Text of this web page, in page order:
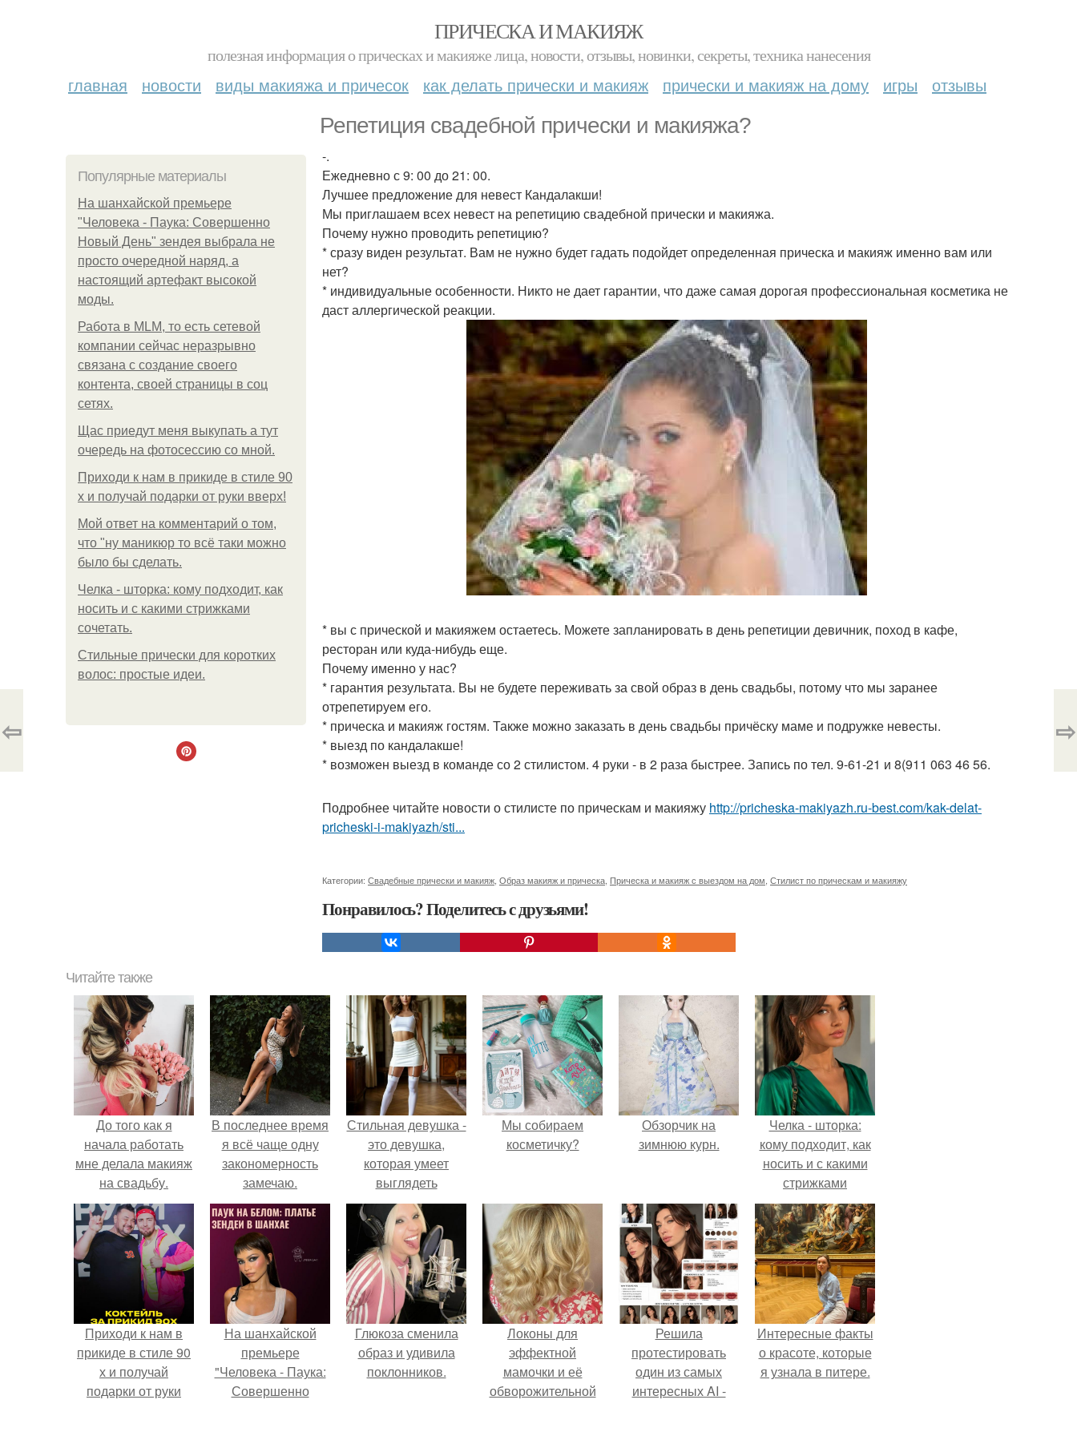
ПРИЧЕСКА И МАКИЯЖ
полезная информация о прическах и макияже лица, новости, отзывы, новинки, секреты, техника нанесения
главная новости виды макияжа и причесок как делать прически и макияж прически и макияж на дому игры отзывы
Репетиция свадебной прически и макияжа?
Популярные материалы
На шанхайской премьере
"Человека - Паука: Совершенно
Новый День" зендея выбрала не
просто очередной наряд, а
настоящий артефакт высокой
моды.
Работа в MLM, то есть сетевой
компании сейчас неразрывно
связана с создание своего
контента, своей страницы в соц
сетях.
Щас приедут меня выкупать а тут
очередь на фотосессию со мной.
Приходи к нам в прикиде в стиле 90
х и получай подарки от руки вверх!
Мой ответ на комментарий о том,
что "ну маникюр то всё таки можно
было бы сделать.
Челка - шторка: кому подходит, как
носить и с какими стрижками
сочетать.
Стильные прически для коротких
волос: простые идеи.
-.
Ежедневно с 9: 00 до 21: 00.
Лучшее предложение для невест Кандалакши!
Мы приглашаем всех невест на репетицию свадебной прически и макияжа.
Почему нужно проводить репетицию?
* сразу виден результат. Вам не нужно будет гадать подойдет определенная прическа и макияж именно вам или
нет?
* индивидуальные особенности. Никто не дает гарантии, что даже самая дорогая профессиональная косметика не
даст аллергической реакции.
* вы с прической и макияжем остаетесь. Можете запланировать в день репетиции девичник, поход в кафе,
ресторан или куда-нибудь еще.
Почему именно у нас?
* гарантия результата. Вы не будете переживать за свой образ в день свадьбы, потому что мы заранее
отрепетируем его.
* прическа и макияж гостям. Также можно заказать в день свадьбы причёску маме и подружке невесты.
* выезд по кандалакше!
* возможен выезд в команде со 2 стилистом. 4 руки - в 2 раза быстрее. Запись по тел. 9-61-21 и 8(911 063 46 56.
Подробнее читайте новости о стилисте по прическам и макияжу http://pricheska-makiyazh.ru-best.com/kak-delat-
pricheski-i-makiyazh/sti...
Категории: Свадебные прически и макияж Образ макияж и прическа Прическа и макияж с выездом на дом Стилист по прическам и макияжу
Понравилось? Поделитесь с друзьями!
⇦ ⇨
Читайте также
До того как я
начала работать
мне делала макияж
на свадьбу.
В последнее время
я всё чаще одну
закономерность
замечаю.
Стильная девушка -
это девушка,
которая умеет
выглядеть
привлекательно и
элегантно в любои
ситуации.
Мы собираем
косметичку?
Обзорчик на
зимнюю курн.
Челка - шторка:
кому подходит, как
носить и с какими
стрижками
сочетать.
Приходи к нам в
прикиде в стиле 90
х и получай
подарки от руки
На шанхайской
премьере
"Человека - Паука:
Совершенно
Глюкоза сменила
образ и удивила
поклонников.
Локоны для
эффектной
мамочки и её
обворожительной
Решила
протестировать
один из самых
интересных AI -
Интересные факты
о красоте, которые
я узнала в питере.